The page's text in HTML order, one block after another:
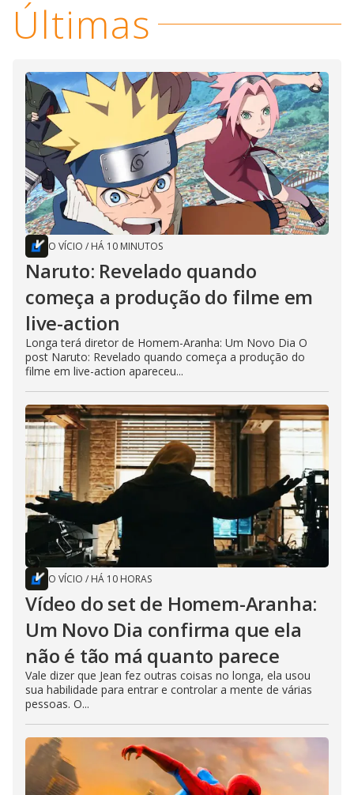
Últimas
O VÍCIO / HÁ 10 MINUTOS
Naruto: Revelado quando
começa a produção do filme em
live-action
Longa terá diretor de Homem-Aranha: Um Novo Dia O
post Naruto: Revelado quando começa a produção do
filme em live-action apareceu...
O VÍCIO / HÁ 10 HORAS
Vídeo do set de Homem-Aranha:
Um Novo Dia confirma que ela
não é tão má quanto parece
Vale dizer que Jean fez outras coisas no longa, ela usou
sua habilidade para entrar e controlar a mente de várias
pessoas. O...